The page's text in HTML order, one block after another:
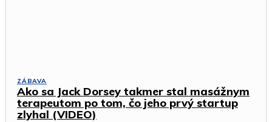
ZÁBAVA
Ako sa Jack Dorsey takmer stal masážnym
terapeutom po tom, čo jeho prvý startup
zlyhal (VIDEO)